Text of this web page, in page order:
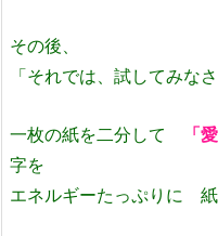
その後、
「それでは、試してみな
一枚の紙を二分して 「
字を
エネルギーたっぷりに